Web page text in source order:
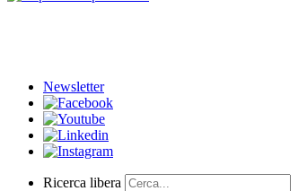
Newsletter
Ricerca libera